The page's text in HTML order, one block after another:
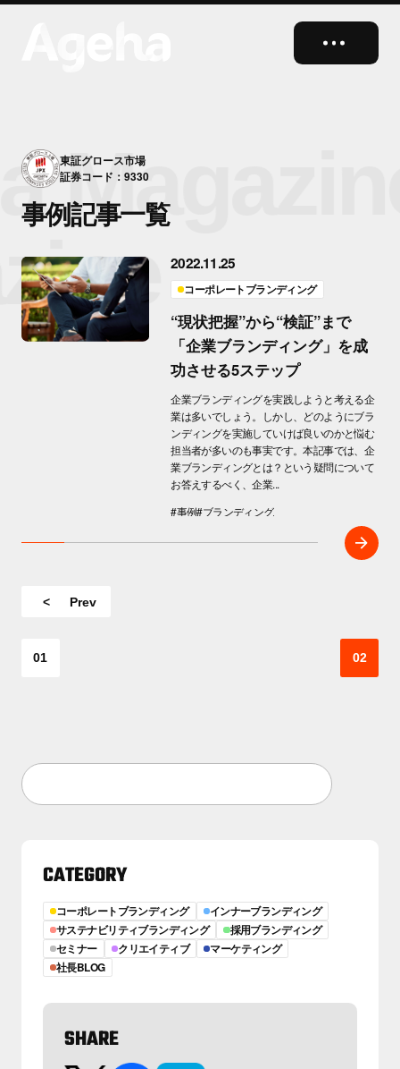
close
東証グロース市場
証券コード：9330
事例記事一覧
2022.11.25
コーポレートブランディング
“現状把握”から“検証”まで
「企業ブランディング」を成
功させる5ステップ
企業ブランディングを実践しようと考える企
業は多いでしょう。しかし、どのようにブラ
ンディングを実施していけば良いのかと悩む
担当者が多いのも事実です。本記事では、企
業ブランディングとは？という疑問について
お答えするべく、企業...
#事例#ブランディング
Prev
01 02
CATEGORY
コーポレートブランディング
インナーブランディング
サステナビリティブランディング
採用ブランディング
セミナー
クリエイティブ
マーケティング
社長BLOG
SHARE